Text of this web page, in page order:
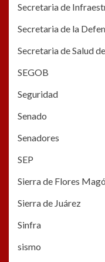
Secretaria de
Secretaria de la
Secretaria de Salud
SEGOB
Seguridad
Senado
Senadores
SEP
Sierra de Flores
Sierra de Juárez
Sinfra
sismo